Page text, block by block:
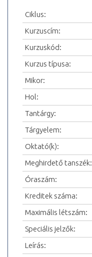
Ciklus:
Kurzuscím:
Kurzuskód:
Kurzus típusa:
Mikor:
Hol:
Tantárgy:
Tárgyelem:
Oktató(k):
Meghirdető tanszék:
Óraszám:
Kreditek száma:
Maximális létszám:
Speciális jelzők:
Leírás: